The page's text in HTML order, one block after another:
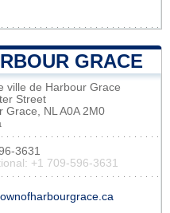
GRACE
ville de Harbour Grace
Street
Grace, NL A0A 2M0
3631
+1 709-596-3631